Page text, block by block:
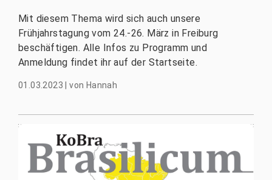
Mit diesem Thema wird sich auch unsere
Frühjahrstagung vom 24.-26. März in Freiburg
beschäftigen. Alle Infos zu Programm und
Anmeldung findet ihr auf der Startseite.
01.03.2023 |von Hannah